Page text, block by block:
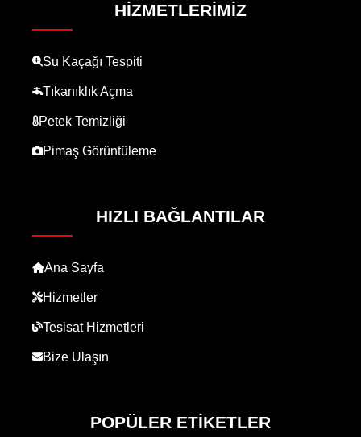
HIZMETLERIMIZ
Su Kaçağı Tespiti
Tıkanıklık Açma
Petek Temizliği
Pimaş Görüntüleme
HIZLI BAĞLANTILAR
Ana Sayfa
Hizmetler
Tesisat Hizmetleri
Bize Ulaşın
POPÜLER ETIKETLER